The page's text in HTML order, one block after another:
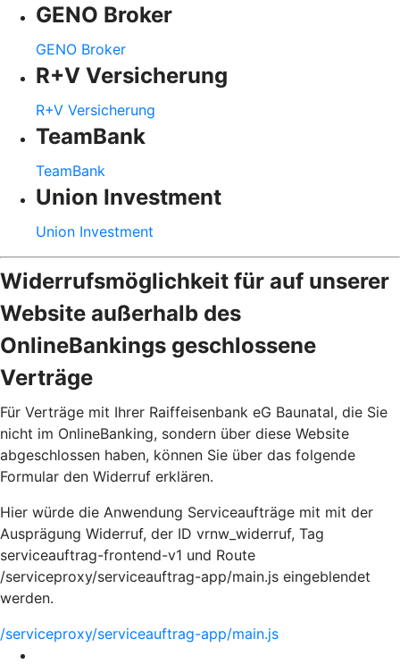
GENO Broker
GENO Broker
R+V Versicherung
R+V Versicherung
TeamBank
TeamBank
Union Investment
Union Investment
Widerrufsmöglichkeit für auf unserer
Website außerhalb des
OnlineBankings geschlossene
Verträge
Für Verträge mit Ihrer Raiffeisenbank eG Baunatal, die Sie
nicht im OnlineBanking, sondern über diese Website
abgeschlossen haben, können Sie über das folgende
Formular den Widerruf erklären.
Hier würde die Anwendung Serviceaufträge mit mit der
Ausprägung Widerruf, der ID vrnw_widerruf, Tag
serviceauftrag-frontend-v1 und Route
/serviceproxy/serviceauftrag-app/main.js eingeblendet
werden.
/serviceproxy/serviceauftrag-app/main.js